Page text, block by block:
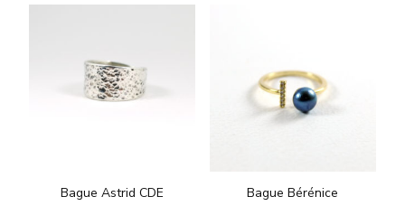
Bague Astrid CDE
Bague Bérénice